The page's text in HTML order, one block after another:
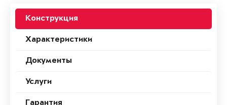
Конструкция
Характеристики
Документы
Услуги
Гарантия